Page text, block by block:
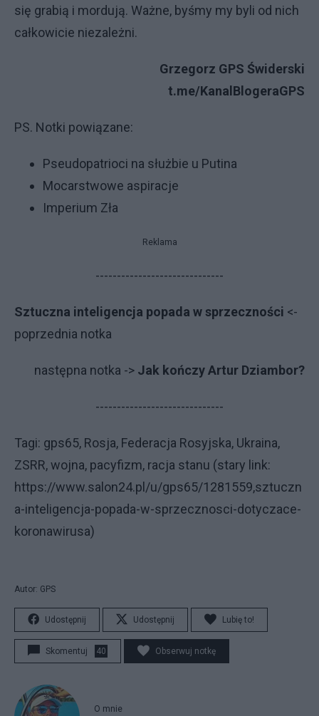
się gra­bią i mor­du­ją. Waż­ne, by­śmy my by­li od ni­ch
cał­ko­wi­cie nie­za­leż­ni.
Grzegorz GPS Świderski
t.me/KanalBlogeraGPS
PS. Notki powiązane:
Pseudopatrioci na służbie u Putina
Mocarstwowe aspiracje
Imperium Zła
Reklama
------------------------------
Sztuczna inteligencja popada w sprzeczności <-
po­przed­nia not­ka
na­stęp­na not­ka -> Jak kończy Artur Dziambor?
------------------------------
Ta­gi: gps65, Rosja, Federacja Rosyjska, Ukraina,
ZSRR, wojna, pacyfizm, racja stanu (stary link:
https://www.salon24.pl/u/gps65/1281559,sztuczn
a-inteligencja-popada-w-sprzecznosci-dotyczace-
koronawirusa)
Autor: GPS
Udostępnij Udostępnij Lubię to!
Skomentuj 40 Obserwuj notkę
O mnie